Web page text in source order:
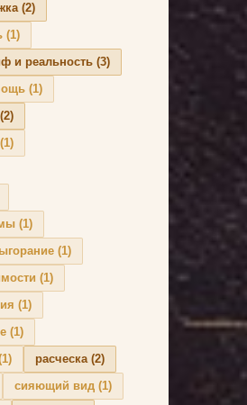
(2)
(1)
и реальность (3)
(1)
(2)
(1)
(1)
(1)
(1)
(1)
расческа(2)
сияющий вид (1)